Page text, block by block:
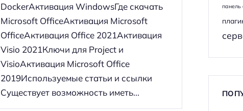
DockerАктивация WindowsГде скачать
Microsoft OfficeАктивация Microsoft
OfficeАктивация Office 2021Активация
Visio 2021Ключи для Project и
VisioАктивация Microsoft Office
2019Используемые статьи и ссылки
Существует возможность иметь...
панель